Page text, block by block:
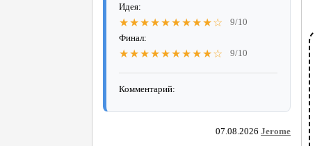
Идея:
★★★★★★★★★☆
9/10
Финал:
★★★★★★★★★☆ 9/10
Комментарий:
07.08.2026 Jerome